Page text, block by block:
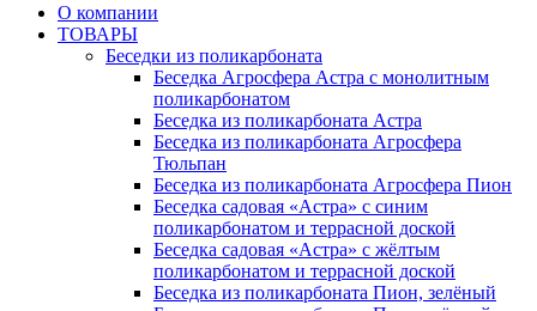
О компании
ТОВАРЫ
Беседки из поликарбоната
Беседка Агросфера Астра с монолитным
поликарбонатом
Беседка из поликарбоната Астра
Беседка из поликарбоната Агросфера
Тюльпан
Беседка из поликарбоната Агросфера Пион
Беседка садовая «Астра» с синим
поликарбонатом и террасной доской
Беседка садовая «Астра» с жёлтым
поликарбонатом и террасной доской
Беседка из поликарбоната Пион, зелёный